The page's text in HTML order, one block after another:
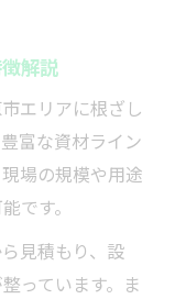
解説
エリアに根ざし
富な資材ライン
場の規模や用途
です。
見積もり、設
っています。ま